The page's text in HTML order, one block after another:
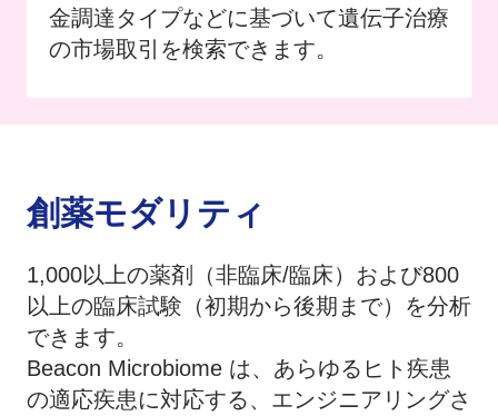
金調達タイプなどに基づいて遺伝子治療
の市場取引を検索できます。
創薬モダリティ
1,000以上の薬剤（非臨床/臨床）および800
以上の臨床試験（初期から後期まで）を分析
できます。
Beacon Microbiome は、あらゆるヒト疾患
の適応疾患に対応する、エンジニアリングさ